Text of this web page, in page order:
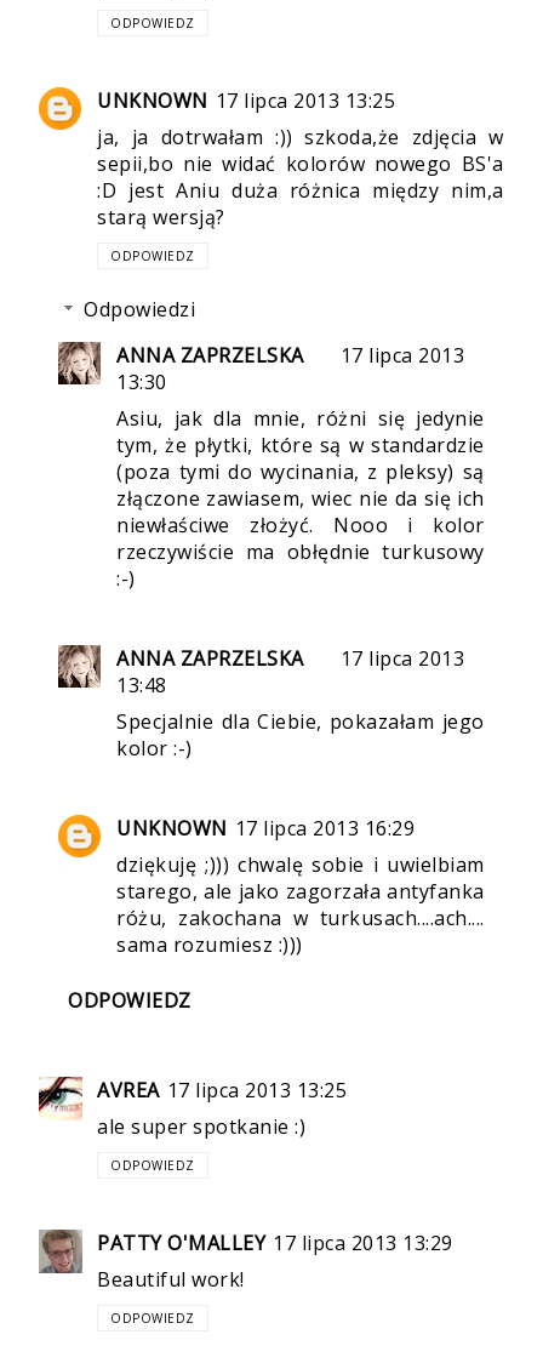
ODPOWIEDZ
UNKNOWN 17 lipca 2013 13:25
ja, ja dotrwałam :)) szkoda,że zdjęcia w
sepii,bo nie widać kolorów nowego BS'a
:D jest Aniu duża różnica między nim,a
starą wersją?
ODPOWIEDZ
Odpowiedzi
ANNA ZAPRZELSKA
17 lipca 2013
13:30
Asiu, jak dla mnie, różni się jedynie
tym, że płytki, które są w standardzie
(poza tymi do wycinania, z pleksy) są
złączone zawiasem, wiec nie da się ich
niewłaściwe złożyć. Nooo i kolor
rzeczywiście ma obłędnie turkusowy
:-)
ANNA ZAPRZELSKA
17 lipca 2013
13:48
Specjalnie dla Ciebie, pokazałam jego
kolor :-)
UNKNOWN 17 lipca 2013 16:29
dziękuję ;))) chwalę sobie i uwielbiam
starego, ale jako zagorzała antyfanka
różu, zakochana w turkusach....ach....
sama rozumiesz :)))
ODPOWIEDZ
AVREA 17 lipca 2013 13:25
ale super spotkanie :)
ODPOWIEDZ
PATTY O'MALLEY 17 lipca 2013 13:29
Beautiful work!
ODPOWIEDZ